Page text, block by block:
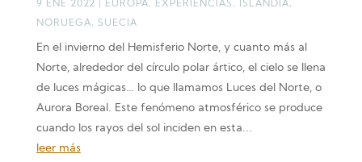
9 ENE 2022 EUROPA, EXPERIENCIAS , ISLANDIA,
NORUEGA, SUECIA
En el invierno del Hemisferio Norte, y cuanto más al
Norte, alrededor del círculo polar ártico, el cielo se llena
de luces mágicas… lo que llamamos Luces del Norte, o
Aurora Boreal. Este fenómeno atmosférico se produce
cuando los rayos del sol inciden en esta...
leer más